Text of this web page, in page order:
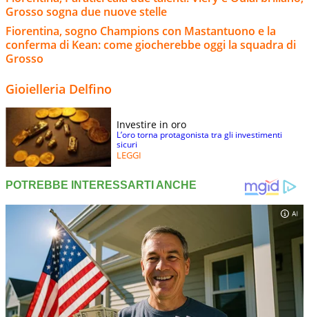
Grosso sogna due nuove stelle
Fiorentina, sogno Champions con Mastantuono e la
conferma di Kean: come giocherebbe oggi la squadra di
Grosso
Gioielleria Delfino
Investire in oro
L’oro torna protagonista tra gli investimenti
sicuri
LEGGI